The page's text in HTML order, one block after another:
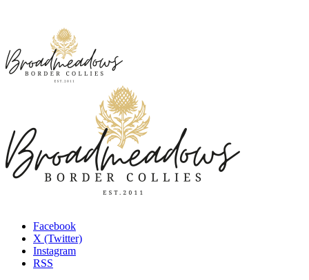
Facebook
X (Twitter)
Instagram
RSS